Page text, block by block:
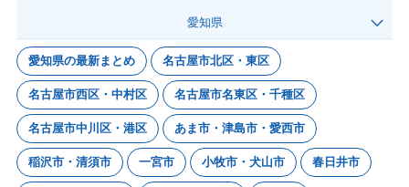
愛知県
愛知県の最新まとめ 名古屋市北区・東区
名古屋市西区・中村区 名古屋市名東区・千種区
名古屋市中川区・港区 あま市・津島市・愛西市
稲沢市・清須市 一宮市 小牧市・犬山市 春日井市